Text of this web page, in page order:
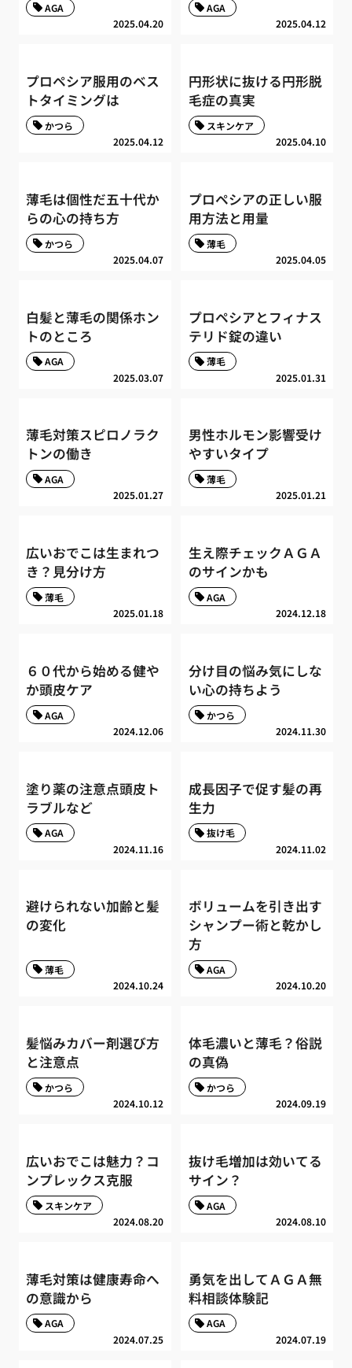
2025.04.20
AGA
2025.04.12
AGA
プロペシア服用のベス
トタイミングは
2025.04.12
かつら
円形状に抜ける円形脱
毛症の真実
2025.04.10
スキンケア
薄毛は個性だ五十代か
らの心の持ち方
2025.04.07
かつら
プロペシアの正しい服
用方法と用量
2025.04.05
薄毛
白髪と薄毛の関係ホン
トのところ
2025.03.07
AGA
プロペシアとフィナス
テリド錠の違い
2025.01.31
薄毛
薄毛対策スピロノラク
トンの働き
2025.01.27
AGA
男性ホルモン影響受け
やすいタイプ
2025.01.21
薄毛
広いおでこは生まれつ
き？見分け方
2025.01.18
薄毛
生え際チェックＡＧＡ
のサインかも
2024.12.18
AGA
６０代から始める健や
か頭皮ケア
2024.12.06
AGA
分け目の悩み気にしな
い心の持ちよう
2024.11.30
かつら
塗り薬の注意点頭皮ト
ラブルなど
2024.11.16
AGA
成長因子で促す髪の再
生力
2024.11.02
抜け毛
避けられない加齢と髪
の変化
2024.10.24
薄毛
ボリュームを引き出す
シャンプー術と乾かし
方
2024.10.20
AGA
髪悩みカバー剤選び方
と注意点
2024.10.12
かつら
体毛濃いと薄毛？俗説
の真偽
2024.09.19
かつら
広いおでこは魅力？コ
ンプレックス克服
2024.08.20
スキンケア
抜け毛増加は効いてる
サイン？
2024.08.10
AGA
薄毛対策は健康寿命へ
の意識から
2024.07.25
AGA
勇気を出してＡＧＡ無
料相談体験記
2024.07.19
AGA